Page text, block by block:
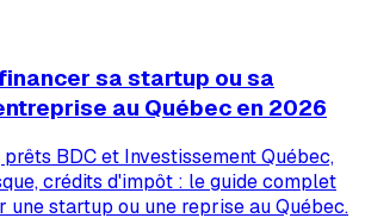
sa startup ou sa
au Québec en 2026
BDC et Investissement Québec,
crédits d'impôt : le guide complet
une startup ou une reprise au Québec.